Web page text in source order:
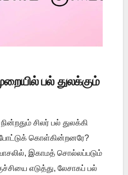
பல் துலக்கும்
சிலர் பல் துலக்கி
போட்டுக் கொள்கின்றனரே?
இகாமத் சொல்லப்படும்
எடுத்து, லேசாகப் பல்